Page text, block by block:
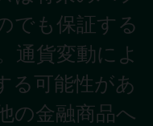
でも保証する
通貨変動によ
る可能性があ
の金融商品へ